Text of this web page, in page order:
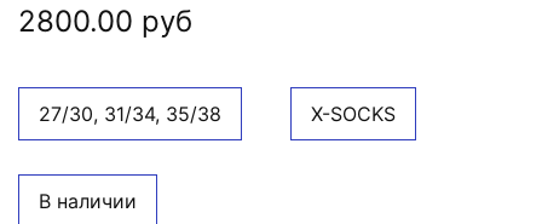
2800.00 руб
27/30, 31/34, 35/38 X-SOCKS
В наличии